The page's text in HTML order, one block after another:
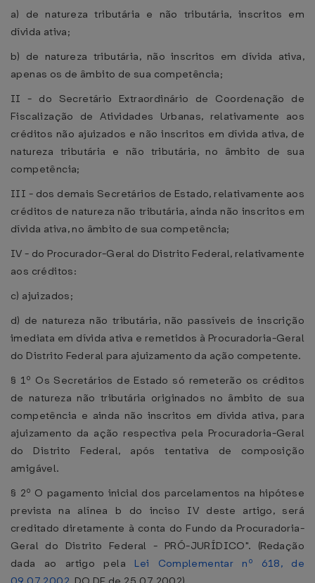
a) de natureza tributária e não tributária, inscritos em
dívida ativa;
b) de natureza tributária, não inscritos em dívida ativa,
apenas os de âmbito de sua competência;
II - do Secretário Extraordinário de Coordenação de
Fiscalização de Atividades Urbanas, relativamente aos
créditos não ajuizados e não inscritos em dívida ativa, de
natureza tributária e não tributária, no âmbito de sua
competência;
III - dos demais Secretários de Estado, relativamente aos
créditos de natureza não tributária, ainda não inscritos em
dívida ativa, no âmbito de sua competência;
IV - do Procurador-Geral do Distrito Federal, relativamente
aos créditos:
c) ajuizados;
d) de natureza não tributária, não passíveis de inscrição
imediata em dívida ativa e remetidos à Procuradoria-Geral
do Distrito Federal para ajuizamento da ação competente.
§ 1º Os Secretários de Estado só remeterão os créditos
de natureza não tributária originados no âmbito de sua
competência e ainda não inscritos em dívida ativa, para
ajuizamento da ação respectiva pela Procuradoria-Geral
do Distrito Federal, após tentativa de composição
amigável.
§ 2º O pagamento inicial dos parcelamentos na hipótese
prevista na alínea b do inciso IV deste artigo, será
creditado diretamente à conta do Fundo da Procuradoria-
Geral do Distrito Federal - PRÓ-JURÍDICO". (Redação
dada ao artigo pela Lei Complementar nº 618, de